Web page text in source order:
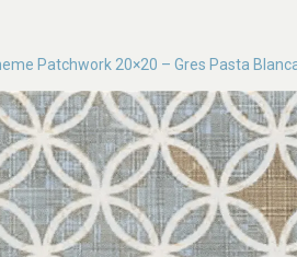
Patchwork 20×20 – Gres Pasta